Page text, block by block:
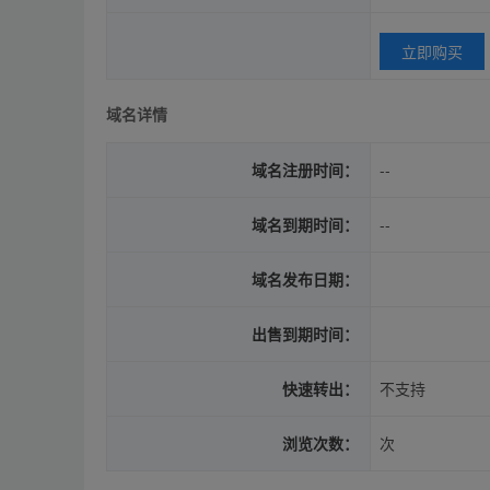
立即购买
域名详情
域名注册时间： --
域名到期时间： --
域名发布日期：
出售到期时间：
快速转出： 不支持
浏览次数： 次